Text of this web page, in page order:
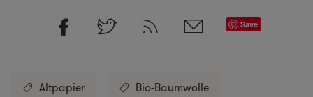
Save
Altpapier Bio-Baumwolle